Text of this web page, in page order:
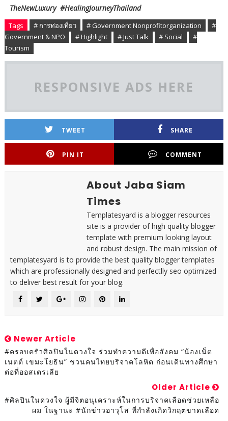
TheNewLuxury #HealingJourneyThailand
Tags # การท่องเที่ยว # Government Nonprofitorganization
#
Government & NPO
# Highlight # Just Talk # Social
#
Tourism
RESPONSIVE ADS HERE
TWEET SHARE
PIN IT COMMENT
About Jaba Siam
Times
Templatesyard is a blogger resources
site is a provider of high quality blogger
template with premium looking layout
and robust design. The main mission of
templatesyard is to provide the best quality blogger templates
which are professionally designed and perfectlly seo optimized
to deliver best result for your blog.
Newer Article
#ครอบครัวศิลปินในดวงใจ ร่วมทำความดีเพื่อสังคม “น้องเน็ต
เนตต์ เขมะโยธิน” ชวนคนไทยบริจาคโลหิต ก่อนเดินทางศึกษา
ต่อที่ออสเตรเลีย
Older Article
#ศิลปินในดวงใจ ผู้มีจิตอนุเคราะห์ในการบริจาคเลือดช่วยเหลือ
ผม ในฐานะ #นักข่าวอาวุโส ที่กำลังเกิดวิกฤตขาดเลือด